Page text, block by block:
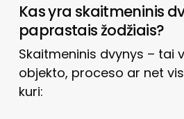
Kas yra skaitmeninis
paprastais žodžiais?
Skaitmeninis dvynys – tai
objekto, proceso ar net
kuri: